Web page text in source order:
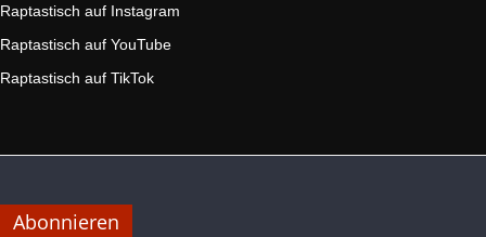
Raptastisch auf Instagram
Raptastisch auf YouTube
Raptastisch auf TikTok
Abonnieren